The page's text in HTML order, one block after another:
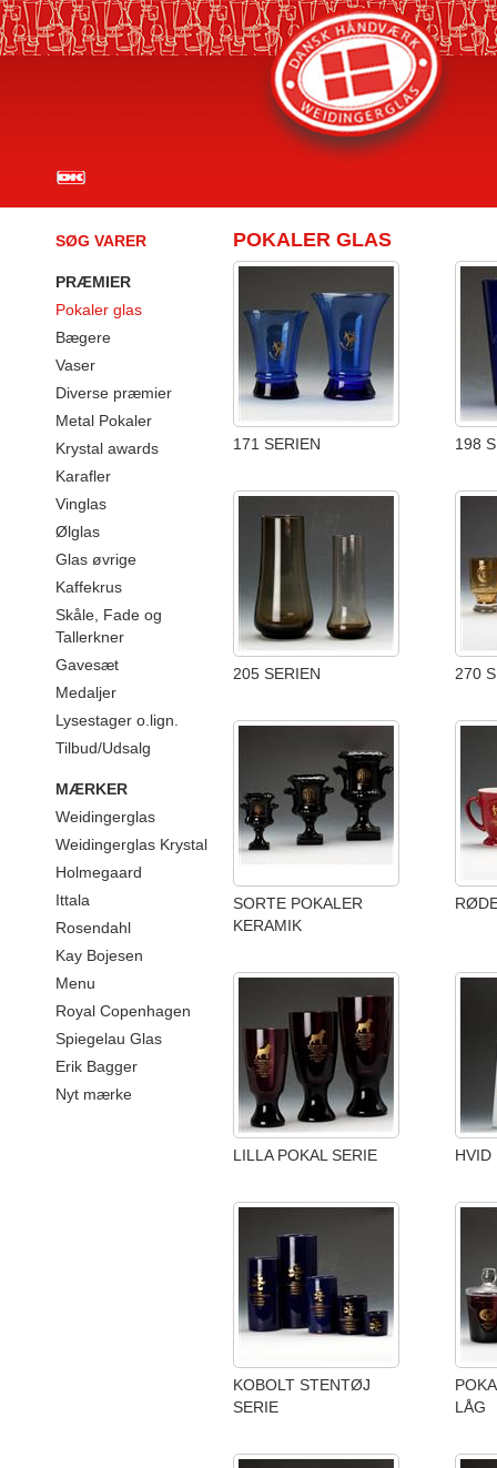
SØG VARER
PRÆMIER
Pokaler glas
Bægere
Vaser
Diverse præmier
Metal Pokaler
Krystal awards
Karafler
Vinglas
Ølglas
Glas øvrige
Kaffekrus
Skåle, Fade og
Tallerkner
Gavesæt
Medaljer
Lysestager o.lign.
Tilbud/Udsalg
MÆRKER
Weidingerglas
Weidingerglas Krystal
Holmegaard
Ittala
Rosendahl
Kay Bojesen
Menu
Royal Copenhagen
Spiegelau Glas
Erik Bagger
Nyt mærke
POKALER GLAS
171 SERIEN 198
205 SERIEN 270
SORTE POKALER
KERAMIK
LILLA POKAL SERIE HVID
KOBOLT STENTØJ
SERIE
LÅG